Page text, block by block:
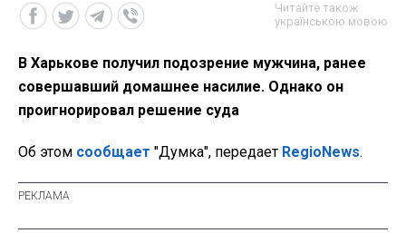
Читайте також
українською мовою
В Харькове получил подозрение мужчина, ранее
совершавший домашнее насилие. Однако он
проигнорировал решение суда
Об этом сообщает "Думка", передает RegioNews.